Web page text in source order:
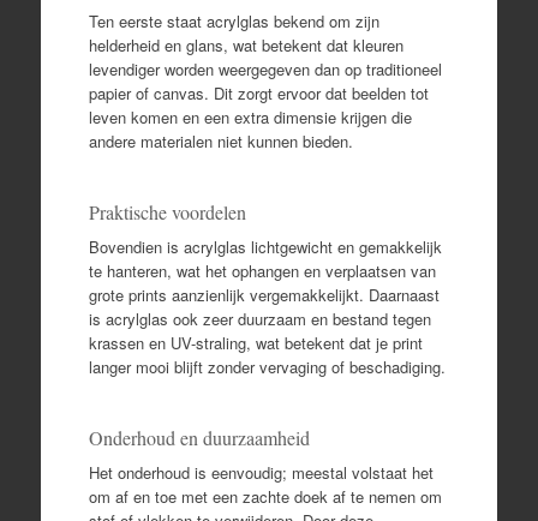
Ten eerste staat acrylglas bekend om zijn
helderheid en glans, wat betekent dat kleuren
levendiger worden weergegeven dan op traditioneel
papier of canvas. Dit zorgt ervoor dat beelden tot
leven komen en een extra dimensie krijgen die
andere materialen niet kunnen bieden.
Praktische voordelen
Bovendien is acrylglas lichtgewicht en gemakkelijk
te hanteren, wat het ophangen en verplaatsen van
grote prints aanzienlijk vergemakkelijkt. Daarnaast
is acrylglas ook zeer duurzaam en bestand tegen
krassen en UV-straling, wat betekent dat je print
langer mooi blijft zonder vervaging of beschadiging.
Onderhoud en duurzaamheid
Het onderhoud is eenvoudig; meestal volstaat het
om af en toe met een zachte doek af te nemen om